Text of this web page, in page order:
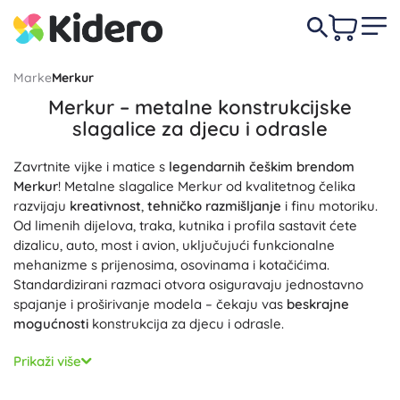
MarkeMerkur
Merkur – metalne konstrukcijske
slagalice za djecu i odrasle
Zavrtnite vijke i matice s legendarnih češkim brendom
Merkur! Metalne slagalice Merkur od kvalitetnog čelika
razvijaju kreativnost, tehničko razmišljanje i finu motoriku.
Od limenih dijelova, traka, kutnika i profila sastavit ćete
dizalicu, auto, most i avion, uključujući funkcionalne
mehanizme s prijenosima, osovinama i kotačićima.
Standardizirani razmaci otvora osiguravaju jednostavno
spajanje i proširivanje modela – čekaju vas beskrajne
mogućnosti konstrukcija za djecu i odrasle.
U ponudi ćete pronaći početne metalne setove za
početnike, velike kutije sa stotinama do tisućama dijelova,
Prikaži više